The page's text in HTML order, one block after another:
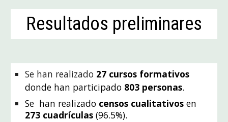
Resultados preliminares
Se han realizado 27 cursos formativos
donde han participado 803 personas.
Se han realizado censos cualitativosen
273 cuadrículas (96.5%).